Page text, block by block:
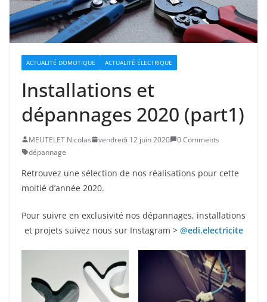
ACTUALITÉ DOMOTIQUE ACTUALITÉ ÉLECTRIQUE
Installations et
dépannages 2020 (part1)
MEUTELET Nicolas vendredi 12 juin 2020
0 Comments
dépannage
Retrouvez une sélection de nos réalisations pour cette
moitié d’année 2020.
Pour suivre en exclusivité nos dépannages, installations
et projets suivez nous sur Instagram > @edi.electricite